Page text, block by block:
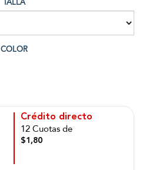
TALLA
COLOR
Crédito directo
12 Cuotas de
$1,80